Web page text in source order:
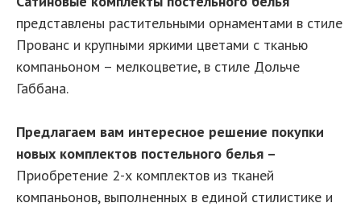
представлены растительными орнаментами в стиле
Прованс и крупными яркими цветами с тканью
компаньоном – мелкоцветие, в стиле Дольче
Габбана.
Предлагаем вам интересное решение покупки
новых комплектов постельного белья –
Приобретение 2-х комплектов из тканей
компаньонов, выполненных в единой стилистике и